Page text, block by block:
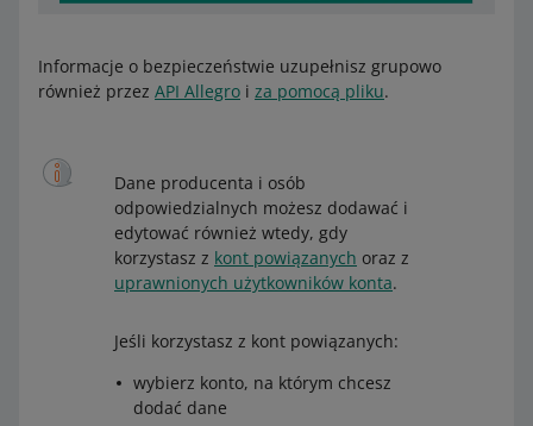
Informacje o bezpieczeństwie uzupełnisz grupowo
również przez API Allegro i za pomocą pliku.
Dane producenta i osób
odpowiedzialnych możesz dodawać i
edytować również wtedy, gdy
korzystasz z kont powiązanych oraz z
uprawnionych użytkowników konta.
Jeśli korzystasz z kont powiązanych:
wybierz konto, na którym chcesz
dodać dane